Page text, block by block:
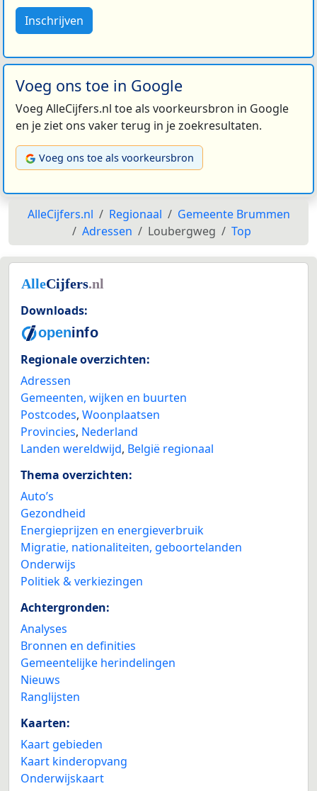
Inschrijven
Voeg ons toe in Google
Voeg AlleCijfers.nl toe als voorkeursbron in Google
en je ziet ons vaker terug in je zoekresultaten.
Voeg ons toe als voorkeursbron
AlleCijfers.nl Regionaal
Gemeente Brummen
Adressen
Loubergweg Top
Downloads:
Regionale overzichten:
Adressen
Gemeenten, wijken en buurten
Postcodes, Woonplaatsen
Provincies, Nederland
Landen wereldwijd, België regionaal
Thema overzichten:
Auto’s
Gezondheid
Energieprijzen en energieverbruik
Migratie, nationaliteiten, geboortelanden
Onderwijs
Politiek & verkiezingen
Achtergronden:
Analyses
Bronnen en definities
Gemeentelijke herindelingen
Nieuws
Ranglijsten
Kaarten:
Kaart gebieden
Kaart kinderopvang
Onderwijskaart